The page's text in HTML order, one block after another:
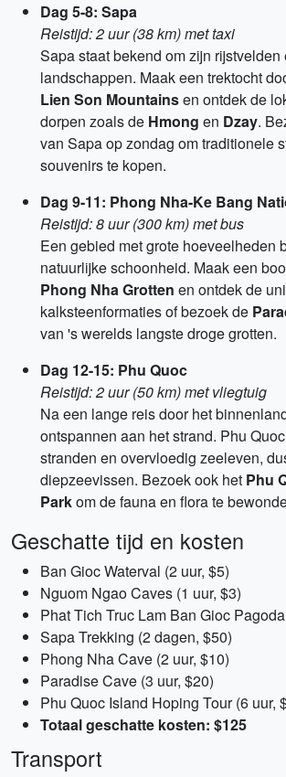
Dag 5-8: Sapa
Reistijd: 2 uur (38 km) met taxi
Sapa staat bekend om zijn
landschappen. Maak een trektocht
Lien Son Mountainsen ontdek de
dorpen zoals de Hmong en Dzay.
van Sapa op zondag om traditionele
souvenirs te kopen.
Dag 9-11: Phong Nha-Ke Bang
Reistijd: 8 uur (300 km) met bus
Een gebied met grote hoeveelheden
natuurlijke schoonheid. Maak een
Phong Nha Grotten en ontdek de
kalksteenformaties of bezoek de
van 's werelds langste droge grotten.
Dag 12-15: Phu Quoc
Reistijd: 2 uur (50 km) met vliegtuig
Na een lange reis door het
ontspannen aan het strand. Phu
stranden en overvloedig zeeleven,
diepzeevissen. Bezoek ook het Phu
Parkom de fauna en flora te
Geschatte tijd en kosten
Ban Gioc Waterval (2 uur, $5)
Nguom Ngao Caves (1 uur, $3)
Phat Tich Truc Lam Ban Gioc
Sapa Trekking (2 dagen, $50)
Phong Nha Cave (2 uur, $10)
Paradise Cave (3 uur, $20)
Phu Quoc Island Hoping Tour (6 uur,
Totaal geschatte kosten: $125
Transport